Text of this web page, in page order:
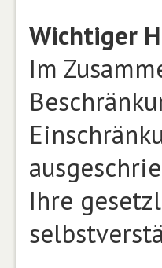
Wichtiger
Im
Ihre